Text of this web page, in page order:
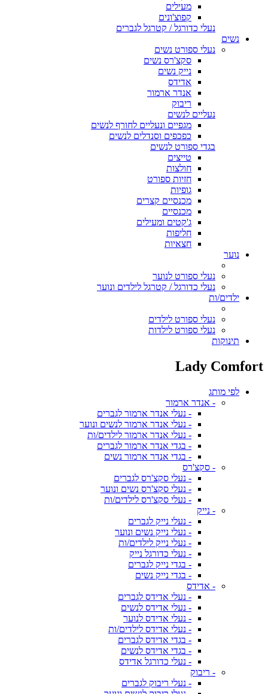
מעילים
קפוצ'ונים
נעלי כדורגל / קטרגל לגברים
נשים
נעלי ספורט נשים
סקצ'רס נשים
נייק נשים
אדידס
אנדר ארמור
ריבוק
נעליים לנשים
מגפיים ונעליים לחורף לנשים
כפכפים וסנדלים לנשים
בגדי ספורט לנשים
טייצים
חולצות
חזיות ספורט
גופיות
מכנסיים קצרים
מכנסיים
ג'קטים ומעילים
חליפות
חצאיות
נוער
נעלי ספורט לנוער
נעלי כדורגל / קטרגל לילדים ונוער
ילדים/ות
נעלי ספורט לילדים
נעלי ספורט לילדות
תינוקות
Lady Comfort
לפי מותג
- אנדר ארמור
- נעלי אנדר ארמור לגברים
- נעלי אנדר ארמור לנשים ונוער
- נעלי אנדר ארמור לילדים/ות
- בגדי אנדר ארמור לגברים
- בגדי אנדר ארמור נשים
- סקצ'רס
- נעלי סקצ'רס לגברים
- נעלי סקצ'רס נשים ונוער
- נעלי סקצ'רס לילדים/ות
- נייק
- נעלי נייק לגברים
- נעלי נייק נשים ונוער
- נעלי נייק לילדים/ות
- נעלי כדורגל נייק
- בגדי נייק לגברים
- בגדי נייק נשים
- אדידס
- נעלי אדידס לגברים
- נעלי אדידס לנשים
- נעלי אדידס לנוער
- נעלי אדידס לילדים/ות
- בגדי אדידס לגברים
- בגדי אדידס לנשים
- נעלי כדורגל אדידס
- ריבוק
- נעלי ריבוק לגברים